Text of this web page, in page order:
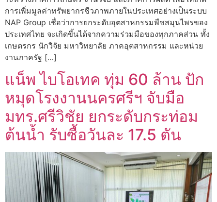
การเพิ่มมูลค่าทรัพยากรชีวภาพภายในประเทศอย่างเป็นระบบ
NAP Group เชื่อว่าการยกระดับอุตสาหกรรมพืชสมุนไพรของ
ประเทศไทย จะเกิดขึ้นได้จากความร่วมมือของทุกภาคส่วน ทั้ง
เกษตรกร นักวิจัย มหาวิทยาลัย ภาคอุตสาหกรรม และหน่วย
งานภาครัฐ […]
แน็พ ไบโอเทค ทุ่ม 60 ล้าน ปัก
หมุดโรงงานนครศรีฯ จับมือ
มทร.ศรีวิชัย ยกระดับกระท่อม
ต้นน้ำ รับซื้อวันละ 17.5 ตัน